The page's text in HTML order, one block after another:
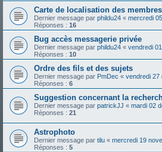
Carte de localisation des membres
Dernier message par phildu24 « mercredi
Réponses : 16
Bug accès messagerie privée
Dernier message par phildu24 « vendredi
Réponses : 10
Ordre des fils et des sujets
Dernier message par PmDec « vendredi 27
Réponses : 6
Suggestion concernant la
Dernier message par patrickJJ « mardi 02
Réponses : 21
Astrophoto
Dernier message par tilu « mercredi 19
Réponses : 5